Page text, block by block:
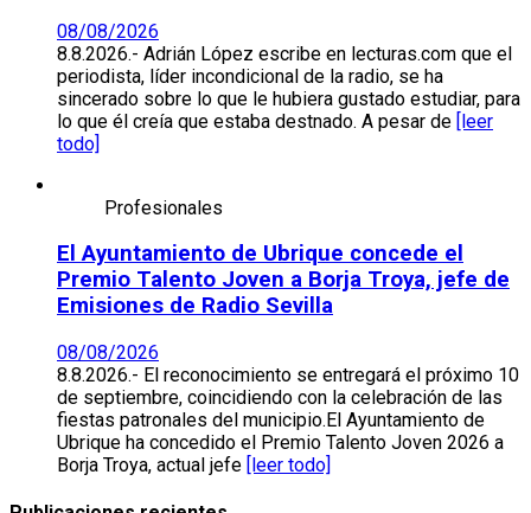
08/08/2026
8.8.2026.- Adrián López escribe en lecturas.com que el
periodista, líder incondicional de la radio, se ha
sincerado sobre lo que le hubiera gustado estudiar, para
lo que él creía que estaba destnado. A pesar de [leer
todo]
Profesionales
El Ayuntamiento de Ubrique concede el
Premio Talento Joven a Borja Troya, jefe de
Emisiones de Radio Sevilla
08/08/2026
8.8.2026.- El reconocimiento se entregará el próximo 10
de septiembre, coincidiendo con la celebración de las
fiestas patronales del municipio.El Ayuntamiento de
Ubrique ha concedido el Premio Talento Joven 2026 a
Borja Troya, actual jefe
[leer todo]